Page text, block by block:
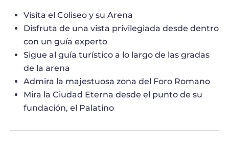
Visita el Coliseo y su Arena
Disfruta de una vista privilegiada desde dentro
con un guía experto
Sigue al guía turístico a lo largo de las gradas
de la arena
Admira la majestuosa zona del Foro Romano
Mira la Ciudad Eterna desde el punto de su
fundación, el Palatino